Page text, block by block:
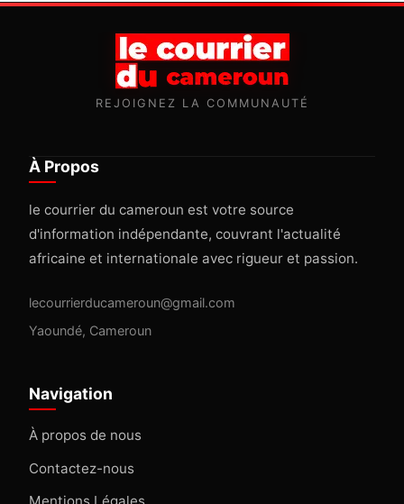
REJOIGNEZ LA COMMUNAUTÉ
À Propos
le courrier du cameroun est votre source
d'information indépendante, couvrant l'actualité
africaine et internationale avec rigueur et passion.
lecourrierducameroun@gmail.com
Yaoundé, Cameroun
Navigation
À propos de nous
Contactez-nous